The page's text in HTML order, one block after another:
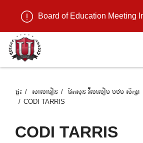
Board of Education Meeting Information
ផ្ទះ សាលារៀន វែតសុន វីលលៀម បឋម សិក្សា
CODI TARRIS
CODI TARRIS